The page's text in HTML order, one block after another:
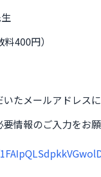
400円）
たメールアドレス
情報のご入力をお願